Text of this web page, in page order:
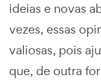
ideias e novas
vezes, essas
valiosas, pois
que, de outra